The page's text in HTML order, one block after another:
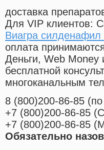
доставка
Для VIP клиентов:
Виагра силденафил
оплата
Деньги, Web Money
бесплатной
многоканальным
8 (800)200-86-85 (
+7 (800)200-86-85 (
+7 (800)200-86-85 (
Обязательно